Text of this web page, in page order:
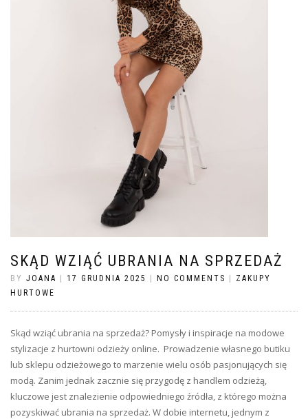
SKĄD WZIĄĆ UBRANIA NA SPRZEDAŻ
BY JOANA 17 GRUDNIA 2025 NO COMMENTS
ZAKUPY
HURTOWE
Skąd wziąć ubrania na sprzedaż? Pomysły i inspiracje na modowe
stylizacje z hurtowni odzieży online. Prowadzenie własnego butiku
lub sklepu odzieżowego to marzenie wielu osób pasjonujących się
modą. Zanim jednak zacznie się przygodę z handlem odzieżą,
kluczowe jest znalezienie odpowiedniego źródła, z którego można
pozyskiwać ubrania na sprzedaż. W dobie internetu, jednym z